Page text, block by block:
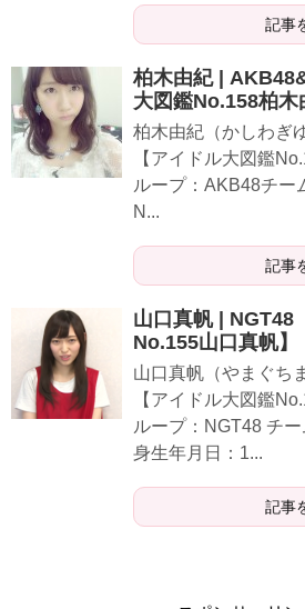
記事
柏木由紀 |
大図鑑No.158柏木
柏木由紀（かしわぎ
【アイドル大図鑑
ループ：AKB48チー
N...
記事
山口真帆 | NGT48
No.155山口真帆】
山口真帆（やまぐち
【アイドル大図鑑
ループ：NGT48 チ
身生年月日：1...
記事